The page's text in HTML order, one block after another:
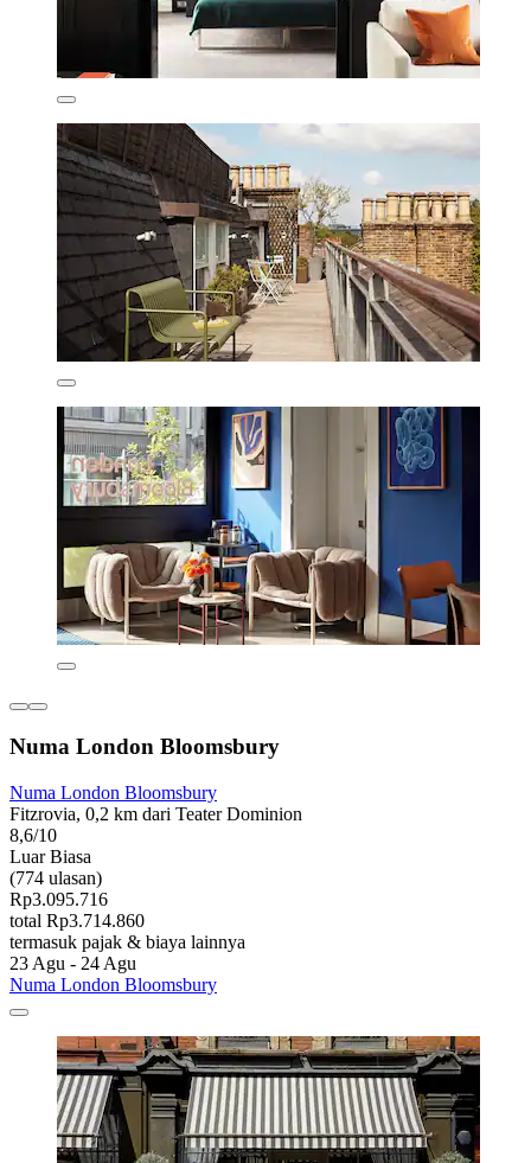
Numa London Bloomsbury
Numa London Bloomsbury
Fitzrovia, 0,2 km dari Teater Dominion
8,6/10
Luar Biasa
(774 ulasan)
Rp3.095.716
total Rp3.714.860
termasuk pajak & biaya lainnya
23 Agu - 24 Agu
Numa London Bloomsbury